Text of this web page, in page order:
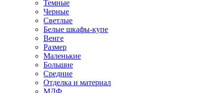
Темные
Черные
Светлые
Белые шкафы-купе
Венге
Размер
Маленькие
Большие
Средние
Отделка и материал
МДФ